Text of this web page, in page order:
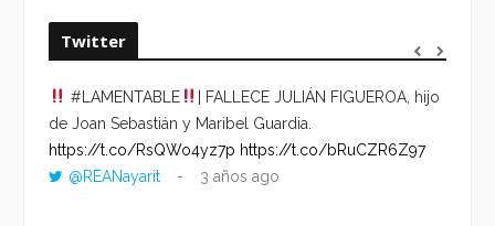
Twitter
#LAMENTABLE
| FALLECE JULIÁN FIGUEROA, hijo
de Joan Sebastián y Maribel Guardia.
https://t.co/RsQWo4yz7p https://t.co/bRuCZR6Z97
@REANayarit
3 años ago